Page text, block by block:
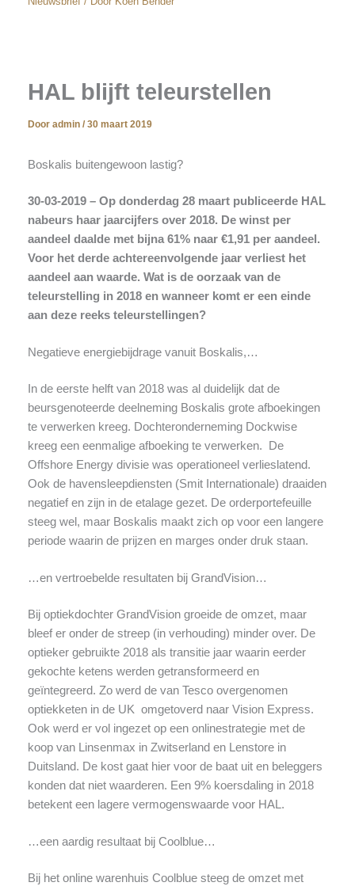
HAL blijft teleurstellen
Door admin / 30 maart 2019
Boskalis buitengewoon lastig?
30-03-2019 – Op donderdag 28 maart publiceerde HAL
nabeurs haar jaarcijfers over 2018. De winst per
aandeel daalde met bijna 61% naar €1,91 per aandeel.
Voor het derde achtereenvolgende jaar verliest het
aandeel aan waarde. Wat is de oorzaak van de
teleurstelling in 2018 en wanneer komt er een einde
aan deze reeks teleurstellingen?
Negatieve energiebijdrage vanuit Boskalis,…
In de eerste helft van 2018 was al duidelijk dat de
beursgenoteerde deelneming Boskalis grote afboekingen
te verwerken kreeg. Dochteronderneming Dockwise
kreeg een eenmalige afboeking te verwerken. De
Offshore Energy divisie was operationeel verlieslatend.
Ook de havensleepdiensten (Smit Internationale) draaiden
negatief en zijn in de etalage gezet. De orderportefeuille
steeg wel, maar Boskalis maakt zich op voor een langere
periode waarin de prijzen en marges onder druk staan.
…en vertroebelde resultaten bij GrandVision…
Bij optiekdochter GrandVision groeide de omzet, maar
bleef er onder de streep (in verhouding) minder over. De
optieker gebruikte 2018 als transitie jaar waarin eerder
gekochte ketens werden getransformeerd en
geïntegreerd. Zo werd de van Tesco overgenomen
optiekketen in de UK omgetoverd naar Vision Express.
Ook werd er vol ingezet op een onlinestrategie met de
koop van Linsenmax in Zwitserland en Lenstore in
Duitsland. De kost gaat hier voor de baat uit en beleggers
konden dat niet waarderen. Een 9% koersdaling in 2018
betekent een lagere vermogenswaarde voor HAL.
…een aardig resultaat bij Coolblue…
Bij het online warenhuis Coolblue steeg de omzet met